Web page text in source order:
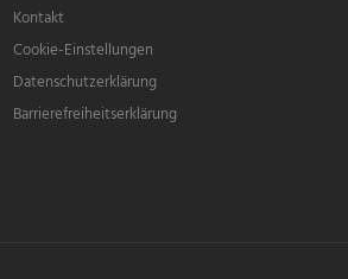
Kontakt
Cookie-Einstellungen
Datenschutzerklärung
Barrierefreiheitserklärung